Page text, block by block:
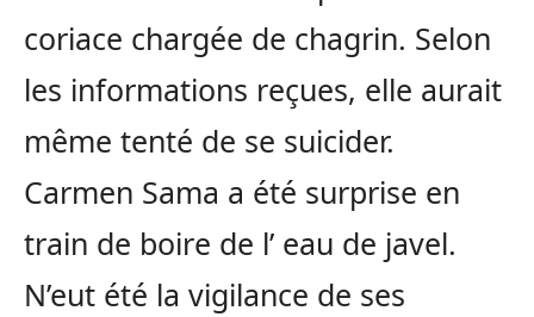
coriace chargée de chagrin. Selon
les informations reçues, elle aurait
même tenté de se suicider.
Carmen Sama a été surprise en
train de boire de l’ eau de javel.
N’eut été la vigilance de ses